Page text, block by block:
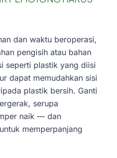
dan waktu beroperasi,
pengisih atau bahan
seperti plastik yang diisi
dapat memudahkan sisi
plastik bersih. Ganti
serupa
naik — dan
memperpanjang